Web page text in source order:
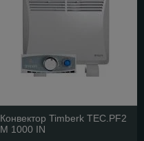
Конвектор Timberk TEC.PF2
M 1000 IN